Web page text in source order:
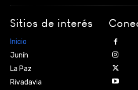
Sitios de interés
Inicio
Junín
La Paz
Rivadavia